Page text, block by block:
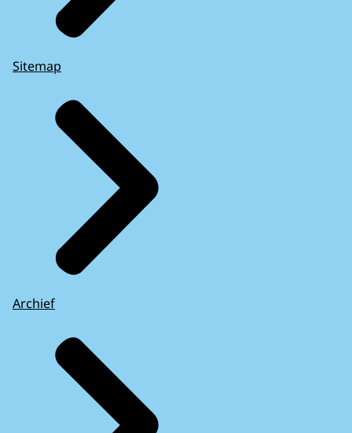
Sitemap
Archief